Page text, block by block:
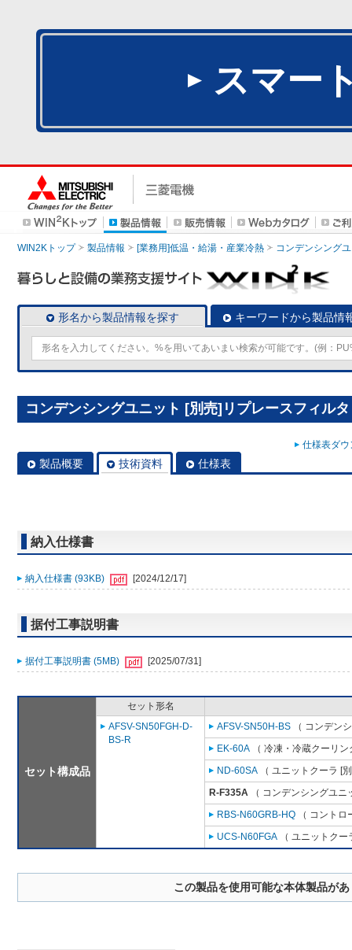
スマー
WIN2Kトップ 製品情報 [業務用]低温・給湯・産業冷熱 コンデンシング
形名から製品情報を探す キーワードから製品情
コンデンシングユニット [別売]リプレースフィル
仕様表ダ
製品概要 技術資料 仕様表
納入仕様書
納入仕様書 (93KB) [2024/12/17]
据付工事説明書
据付工事説明書 (5MB) [2025/07/31]
セット構成品
セット形名
AFSV-SN50FGH-D-
BS-R
AFSV-SN50H-BS （ コンデン
EK-60A （ 冷凍・冷蔵クーリ
ND-60SA （ ユニットクーラ [
R-F335A （ コンデンシングユ
RBS-N60GRB-HQ （ コント
UCS-N60FGA （ ユニットク
この製品を使用可能な本体製品が